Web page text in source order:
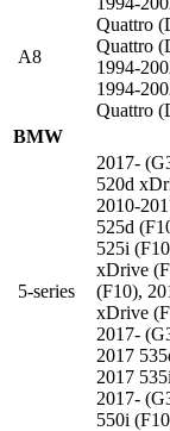
A8
Quattro
Quattro
1994-
1994-
Quattro
BMW
5-series
2017-
520d
2010-
525d
525i
xDrive
(F10),
xDrive
2017-
2017
2017
2017-
550i